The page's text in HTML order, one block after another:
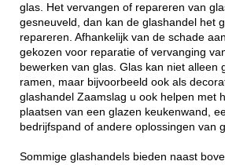
glas. Het vervangen of repareren van
gesneuveld, dan kan de glashandel het
repareren. Afhankelijk van de schade
gekozen voor reparatie of vervanging
bewerken van glas. Glas kan niet alleen
ramen, maar bijvoorbeeld ook als
glashandel Zaamslag u ook helpen met
plaatsen van een glazen keukenwand,
bedrijfspand of andere oplossingen van
Sommige glashandels bieden naast